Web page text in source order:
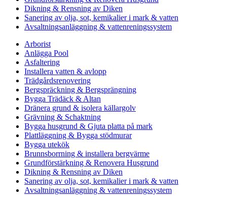
Dikning & Rensning av Diken
Sanering av olja, sot, kemikalier i mark & vatten
Avsaltningsanläggning & vattenreningssystem
Arborist
Anlägga Pool
Asfaltering
Installera vatten & avlopp
Trädgårdsrenovering
Bergspräckning & Bergsprängning
Bygga Trädäck & Altan
Dränera grund & isolera källargolv
Grävning & Schaktning
Bygga husgrund & Gjuta platta på mark
Plattläggning & Bygga stödmurar
Bygga utekök
Brunnsborrning & installera bergvärme
Grundförstärkning & Renovera Husgrund
Dikning & Rensning av Diken
Sanering av olja, sot, kemikalier i mark & vatten
Avsaltningsanläggning & vattenreningssystem